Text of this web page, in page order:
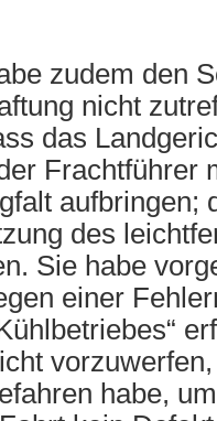
zudem den
nicht
das
Frachtführer
aufbringen;
des
Sie habe
einer
habe,